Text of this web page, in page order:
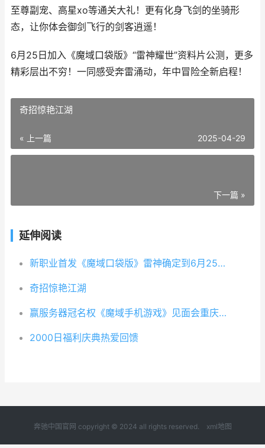
至尊副宠、高星xo等通关大礼！更有化身飞剑的坐骑形
态，让你体会御剑飞行的剑客逍遥！
6月25日加入《魔域口袋版》“雷神耀世”资料片公测，更多
精彩层出不穷！一同感受奔雷涌动，年中冒险全新启程！
奇招惊艳江湖
« 上一篇 2025-04-29
下一篇 »
延伸阅读
新职业首发《魔域口袋版》雷神确定到6月25日 新职业墨玄
奇招惊艳江湖
赢服务器冠名权《魔域手机游戏》见面会重庆站报名启动 游戏服务器冠名权是什么意思
2000日福利庆典热爱回馈
奔驰中国官网 copyright © 2024 all rights reserved. xml地图